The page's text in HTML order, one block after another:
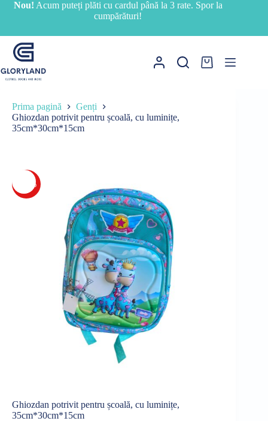
SariNou! Acum puteți plăti cu cardul până la 3 rate. Spor la
cumpărături!
Coș
Prima pagină
Genți
Ghiozdan potrivit pentru școală, cu luminițe,
35cm*30cm*15cm
-20%
Ghiozdan potrivit pentru școală, cu luminițe,
35cm*30cm*15cm